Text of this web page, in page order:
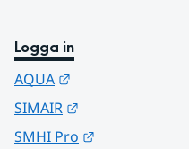
Logga in
AQUA
SIMAIR
SMHI Pro